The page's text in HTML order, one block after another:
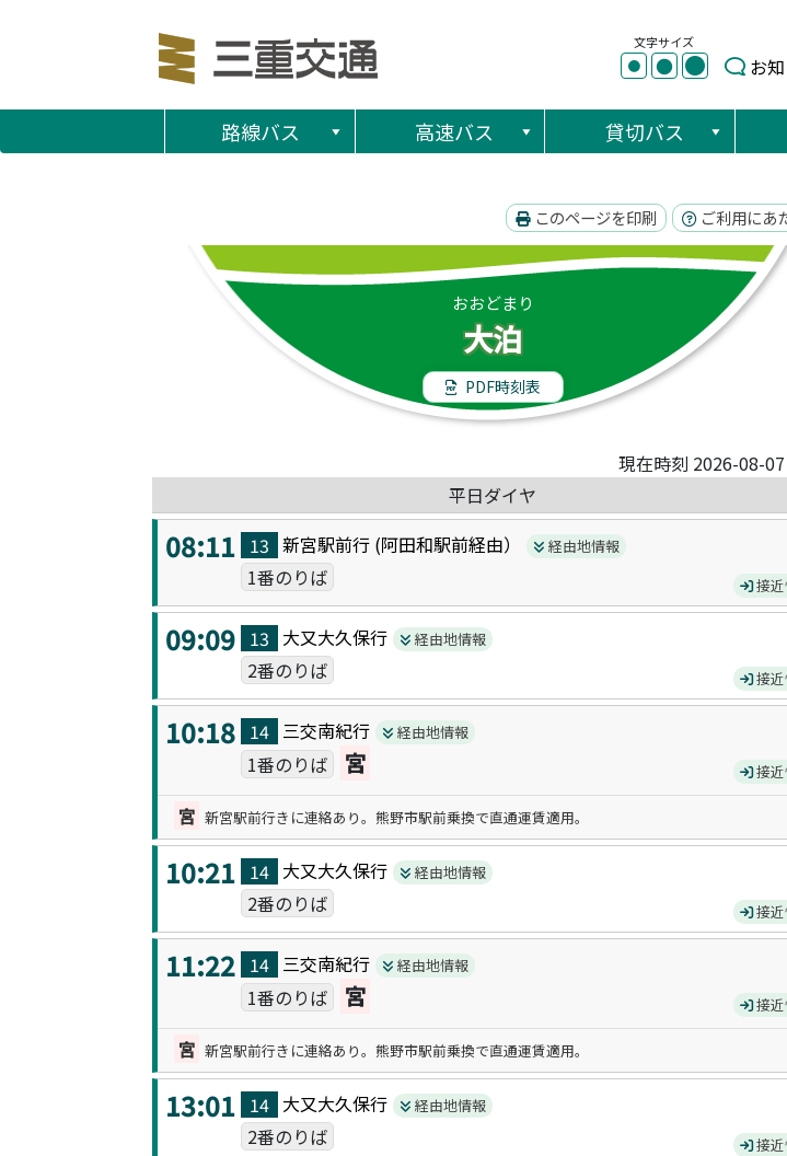
文字サイズ
● ● ● お
路線バス 高速バス 貸切バス
このページを印刷 ご利用にあ
おおどまり
大泊
PDF時刻表
現在時刻 2026-08-
平日ダイヤ
08:11 13 新宮駅前行 (阿田和駅前経由） 経由地情報
1番のりば 接近
09:09 13 大又大久保行 経由地情報
2番のりば 接近
10:18 14 三交南紀行 経由地情報
1番のりば 宮 接近
宮 新宮駅前行きに連絡あり。熊野市駅前乗換で直通運賃適用。
10:21 14 大又大久保行 経由地情報
2番のりば 接近
11:22 14 三交南紀行 経由地情報
1番のりば 宮 接近
宮 新宮駅前行きに連絡あり。熊野市駅前乗換で直通運賃適用。
13:01 14 大又大久保行 経由地情報
2番のりば 接近